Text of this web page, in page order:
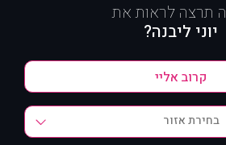
תרצה לראות את
יוני ליבנה?
בחירת אזור